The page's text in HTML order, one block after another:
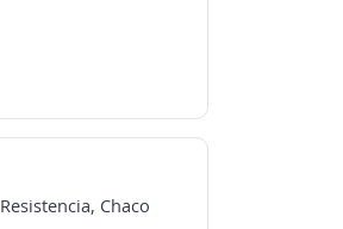
Resistencia, Chaco